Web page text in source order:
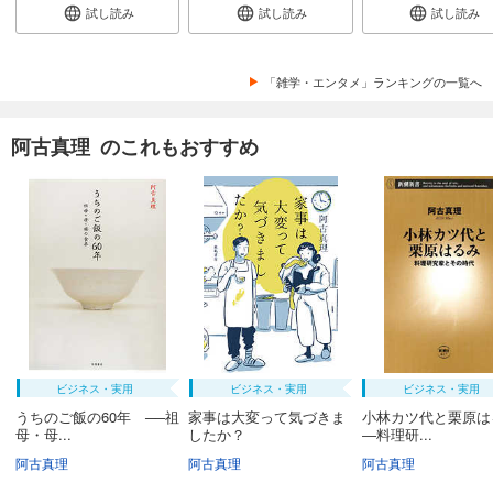
試し読み 試し読み 試し読み
「雑学・エンタメ」ランキングの一覧へ
阿古真理 のこれもおすすめ
ビジネス・実用
うちのご飯の60年 ──祖
母・母...
阿古真理
ビジネス・実用
家事は大変って気づきま
したか？
阿古真理
ビジネス・実用
小林カツ代と栗原
―料理研...
阿古真理